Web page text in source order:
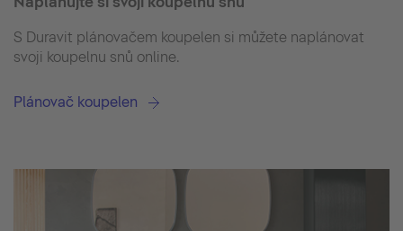
S Duravit plánovačem koupelen si můžete naplánovat
svoji koupelnu snů online.
Plánovač koupelen